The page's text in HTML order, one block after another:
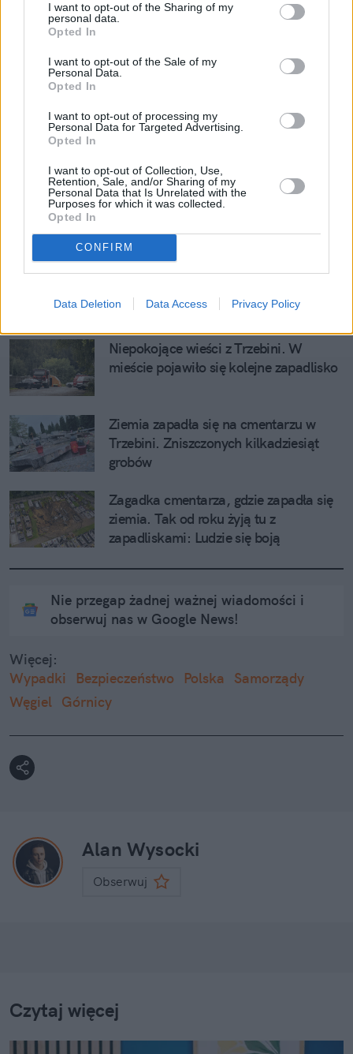
I want to opt-out of the Sharing of my
personal data.
Opted In
I want to opt-out of the Sale of my
Personal Data.
Opted In
I want to opt-out of processing my
Personal Data for Targeted Advertising.
Opted In
I want to opt-out of Collection, Use,
Retention, Sale, and/or Sharing of my
Personal Data that Is Unrelated with the
Purposes for which it was collected.
Opted In
CONFIRM
Data Deletion Data Access Privacy Policy
– Tam jest po prostu grunt, który jest niezbyt
związany. To są piaski, iły, muły, trochę gliny, czyli
piaszczysta. Do tego dokłada się płytka eksploatacja
górnicza, jeszcze XIX-wieczna, która zaczynała się od
ok. 20 metrów od powierzchni ziemi. Na zawał, czyli
bez wypełniania pustek – dodał.
Zobacz także
W Trzebini ponownie zapadła się
bo usłyszeli o ewakuacji
Niepokojące wieści z Trzebini. W
mieście pojawiło się kolejne zapadlisko
Ziemia zapadła się na cmentarzu w
Trzebini. Zniszczonych kilkadziesiąt
grobów
Zagadka cmentarza, gdzie zapadła się
ziemia. Tak od roku żyją tu z
zapadliskami: Ludzie się boją
Nie przegap żadnej ważnej wiadomości i
obserwuj nas w Google News!
Więcej:
Wypadki
Bezpieczeństwo Polska
Samorządy
Węgiel Górnicy
Alan Wysocki
Obserwuj
Czytaj więcej